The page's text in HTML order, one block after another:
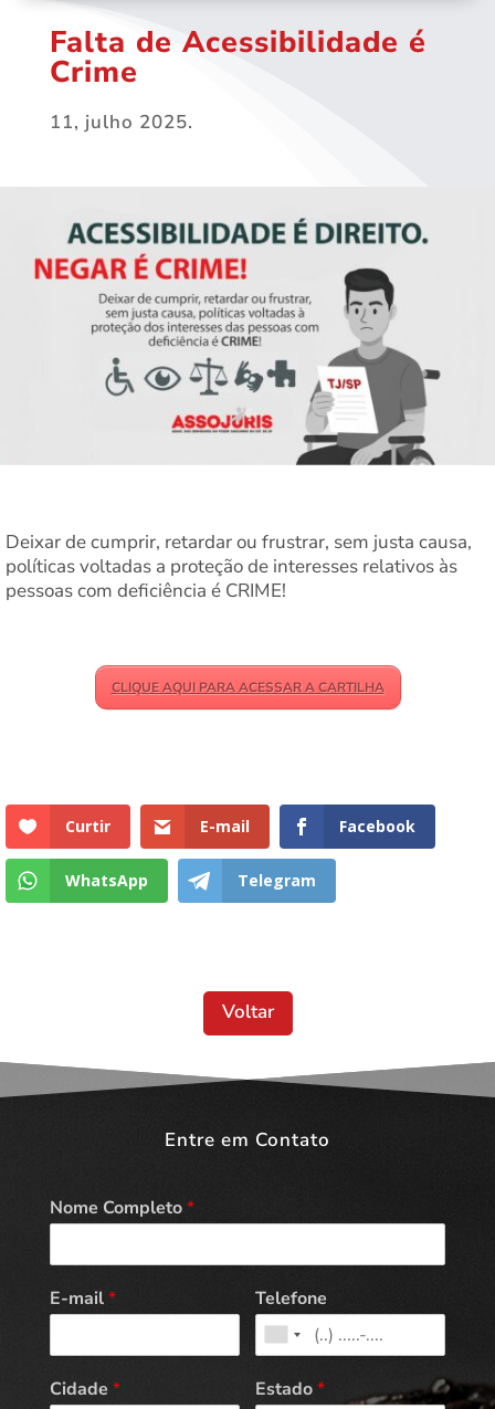
Falta de Acessibilidade é
Crime
11, julho 2025.
Deixar de cumprir, retardar ou frustrar, sem justa causa,
políticas voltadas a proteção de interesses relativos às
pessoas com deficiência é CRIME!
CLIQUE AQUI PARA ACESSAR A CARTILHA
Curtir E-mail Facebook
WhatsApp Telegram
Voltar
Entre em Contato
Nome Completo*
E-mail* Telefone
Cidade * Estado*